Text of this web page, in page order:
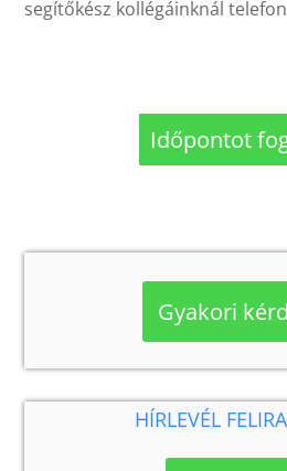
segítőkész kollégáinknál
Időpontot
Gyakori
HÍRLEVÉL